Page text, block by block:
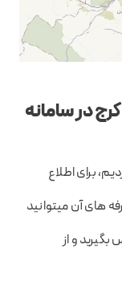
در سامانه
برای اطلاع
های آن میتوانید
با ما تماس بگیرید و از